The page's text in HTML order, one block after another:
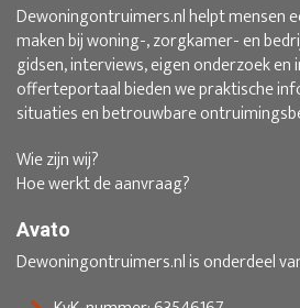
Dewoningontruimers.nl helpt mensen
maken bij woning-, zorgkamer- en
gidsen, interviews, eigen onderzoek en
offerteportaal bieden we praktische
situaties en betrouwbare
Wie zijn wij?
Hoe werkt de aanvraag?
Avato
Dewoningontruimers.nl is onderdeel